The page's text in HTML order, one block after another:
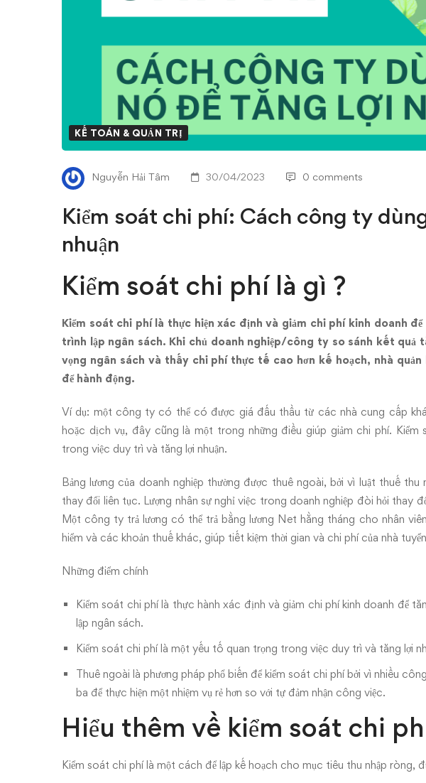
công
dùng
nó
để
gia
tăng
lợi
nhuận
KẾ TOÁN & QUẢN TRỊ
Nguyễn Hải Tâm 30/04/2023 0 comments
Kiểm soát chi phí: Cách công ty
nhuận
Kiểm soát chi phí là gì ?
Kiểm soát chi phí là thực hiện xác định và giảm chi phí kinh doanh
trình lập ngân sách. Khi chủ doanh nghiệp/công ty so sánh kết
vọng ngân sách và thấy chi phí thực tế cao hơn kế hoạch, nhà
để hành động.
Ví dụ: một công ty có thể có được giá đấu thầu từ các nhà cung cấp
hoặc dịch vụ, đây cũng là một trong những điều giúp giảm chi phí.
trong việc duy trì và tăng lợi nhuận.
Bảng lương của doanh nghiệp thường được thuê ngoài, bởi vì luật thuế
thay đổi liên tục. Lượng nhân sự nghỉ việc trong doanh nghiệp đòi hỏi thay
Một công ty trả lương có thể trả bằng lương Net hằng tháng cho nhân
hiểm và các khoản thuế khác, giúp tiết kiệm thời gian và chi phí của nhà
Những điểm chính
Kiểm soát chi phí là thực hành xác định và giảm chi phí kinh doanh để
lập ngân sách.
Kiểm soát chi phí là một yếu tố quan trọng trong việc duy trì và tăng lợi
Thuê ngoài là phương pháp phổ biến để kiểm soát chi phí bởi vì nhiều
ba để thực hiện một nhiệm vụ rẻ hơn so với tự đảm nhận công việc.
Hiểu thêm về kiểm soát chi
Kiểm soát chi phí là một cách để lập kế hoạch cho mục tiêu thu nhập ròng,